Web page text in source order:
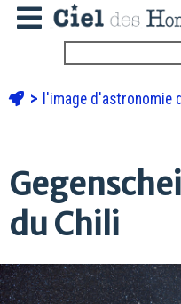
l'image d'astronomie
du Chili